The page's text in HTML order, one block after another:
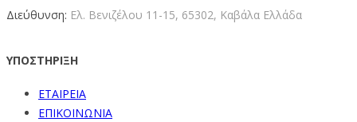
Διεύθυνση: Ελ. Βενιζέλου 11-15, 65302, Καβάλα Ελλάδα
ΥΠΟΣΤΗΡΙΞΗ
ΕΤΑΙΡΕΙΑ
ΕΠΙΚΟΙΝΩΝΙΑ